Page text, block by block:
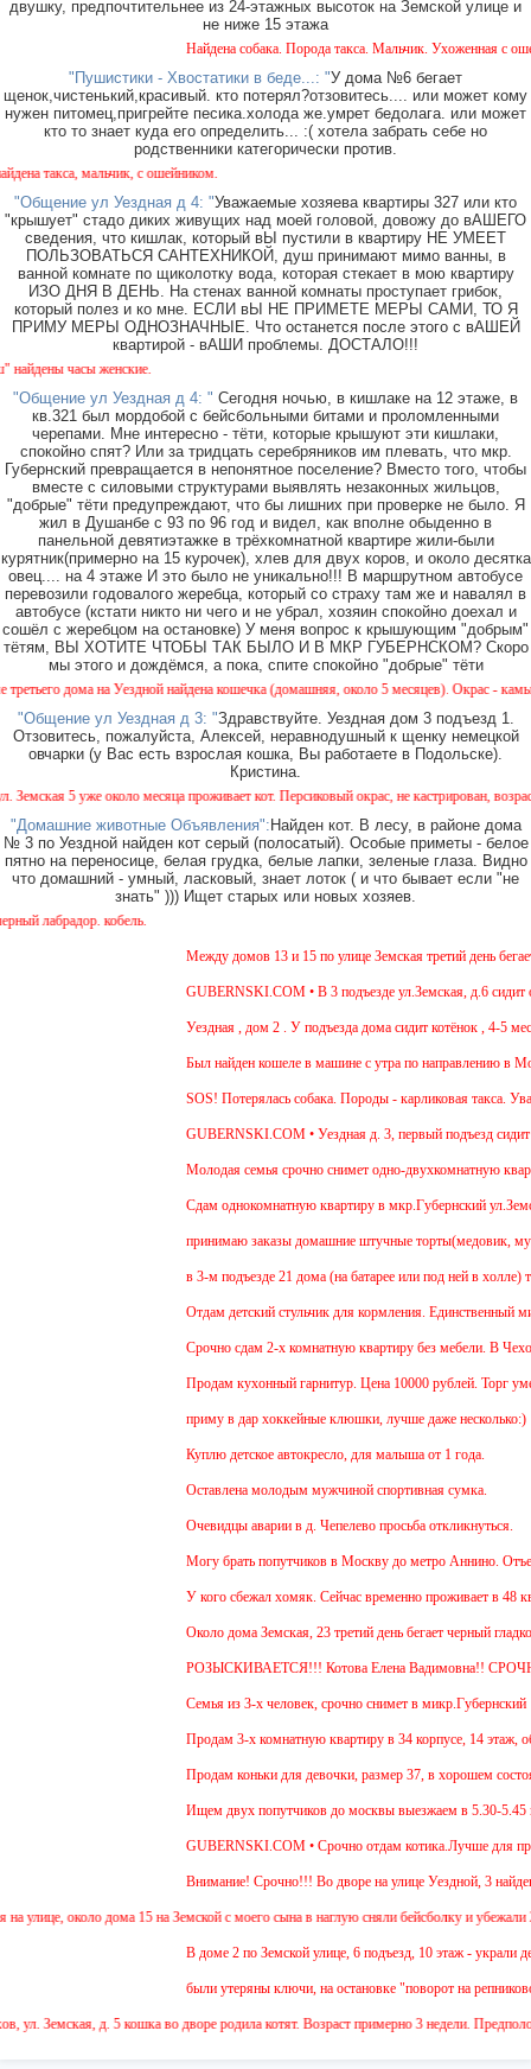
двушку, предпочтительнее из 24-этажных высоток на Земской улице и
не ниже 15 этажа
Найдена собака. Порода такса. Мальчик. Ухоженная с
"Пушистики - Хвостатики в беде...: "У дома №6 бегает
щенок,чистенький,красивый. кто потерял?отзовитесь.... или может кому
нужен питомец,пригрейте песика.холода же.умрет бедолага. или может
кто то знает куда его определить... :( хотела забрать себе но
родственники категорически против.
мальчик, с ошейником.
"Общение ул Уездная д 4: "Уважаемые хозяева квартиры 327 или кто
"крышует" стадо диких живущих над моей головой, довожу до вАШЕГО
сведения, что кишлак, который вЫ пустили в квартиру НЕ УМЕЕТ
ПОЛЬЗОВАТЬСЯ САНТЕХНИКОЙ, душ принимают мимо ванны, в
ванной комнате по щиколотку вода, которая стекает в мою квартиру
ИЗО ДНЯ В ДЕНЬ. На стенах ванной комнаты проступает грибок,
который полез и ко мне. ЕСЛИ вЫ НЕ ПРИМЕТЕ МЕРЫ САМИ, ТО Я
ПРИМУ МЕРЫ ОДНОЗНАЧНЫЕ. Что останется после этого с вАШЕЙ
квартирой - вАШИ проблемы. ДОСТАЛО!!!
часы женские.
"Общение ул Уездная д 4: " Сегодня ночью, в кишлаке на 12 этаже, в
кв.321 был мордобой с бейсбольными битами и проломленными
черепами. Мне интересно - тёти, которые крышуют эти кишлаки,
спокойно спят? Или за тридцать серебряников им плевать, что мкр.
Губернский превращается в непонятное поселение? Вместо того, чтобы
вместе с силовыми структурами выявлять незаконных жильцов,
"добрые" тёти предупреждают, что бы лишних при проверке не было. Я
жил в Душанбе с 93 по 96 год и видел, как вполне обыденно в
панельной девятиэтажке в трёхкомнатной квартире жили-были
курятник(примерно на 15 курочек), хлев для двух коров, и около десятка
овец.... на 4 этаже И это было не уникально!!! В маршрутном автобусе
перевозили годовалого жеребца, который со страху там же и навалял в
автобусе (кстати никто ни чего и не убрал, хозяин спокойно доехал и
сошёл с жеребцом на остановке) У меня вопрос к крышующим "добрым"
тётям, ВЫ ХОТИТЕ ЧТОБЫ ТАК БЫЛО И В МКР ГУБЕРНСКОМ? Скоро
мы этого и дождёмся, а пока, спите спокойно "добрые" тёти
на Уездной найдена кошечка (домашняя, около 5 месяцев). Окрас - камышовый,
"Общение ул Уездная д 3: "Здравствуйте. Уездная дом 3 подъезд 1.
Отзовитесь, пожалуйста, Алексей, неравнодушный к щенку немецкой
овчарки (у Вас есть взрослая кошка, Вы работаете в Подольске).
Кристина.
уже около месяца проживает кот. Персиковый окрас, не кастрирован, возраст
"Домашние животные Объявления":Найден кот. В лесу, в районе дома
№ 3 по Уездной найден кот серый (полосатый). Особые приметы - белое
пятно на переносице, белая грудка, белые лапки, зеленые глаза. Видно
что домашний - умный, ласковый, знает лоток ( и что бывает если "не
знать" ))) Ищет старых или новых хозяев.
кобель.
Между домов 13 и 15 по улице Земская третий день бегает
GUBERNSKI.COM • В 3 подъезде ул.Земская, д.6 сидит
Уездная , дом 2 . У подъезда дома сидит котёнок , 4-5 мес ,
Был найден кошеле в машине с утра по направлению в
SOS! Потерялась собака. Породы - карликовая такса.
GUBERNSKI.COM • Уездная д. 3, первый подъезд
Молодая семья срочно снимет одно-двухкомнатную
Cдам однокомнатную квартиру в мкр.Губернский
принимаю заказы домашние штучные торты(медовик,
в 3-м подъезде 21 дома (на батарее или под ней в холле)
Отдам детский стульчик для кормления. Единственный
Срочно сдам 2-х комнатную квартиру без мебели. В Чехове
Продам кухонный гарнитур. Цена 10000 рублей. Торг
приму в дар хоккейные клюшки, лучше даже несколько:)
Куплю детское автокресло, для малыша от 1 года.
Оставлена молодым мужчиной спортивная сумка.
Очевидцы аварии в д. Чепелево просьба откликнуться.
Могу брать попутчиков в Москву до метро Аннино. Отъезд
У кого сбежал хомяк. Сейчас временно проживает в 48
Около дома Земская, 23 третий день бегает черный
РОЗЫСКИВАЕТСЯ!!! Котова Елена Вадимовна!!
Семья из 3-х человек, срочно снимет в микр.Губернский 1
Продам 3-х комнатную квартиру в 34 корпусе, 14 этаж,
Продам коньки для девочки, размер 37, в хорошем состоянии.
Ищем двух попутчиков до москвы выезжаем в 5.30-5.45 и
GUBERNSKI.COM • Срочно отдам котика.Лучше для
Внимание! Срочно!!! Во дворе на улице Уездной, 3 найден
дома 15 на Земской с моего сына в наглую сняли бейсболку и убежали 2
В доме 2 по Земской улице, 6 подъезд, 10 этаж - украли
были утеряны ключи, на остановке "поворот на репниково".
д. 5 кошка во дворе родила котят. Возраст примерно 3 недели.